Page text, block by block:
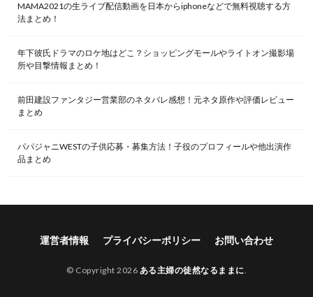
MAMA2021の生ライブ配信動画を日本からiphoneなどで無料視聴する方
法まとめ！
年下彼氏ドラマのロケ地はどこ？ショッピングモールやライトオン撮影場
所や目撃情報まとめ！
前田建設ファンタジー営業部のネタバレ感想！元ネタ原作や評価レビュー
まとめ
パパジャニWESTの子供応募・募集方法！子役のプロフィールや他出演作
品まとめ
運営者情報 プライバシーポリシー お問い合わせ
© Copyright 2026 ある主婦の徒然なるままに.